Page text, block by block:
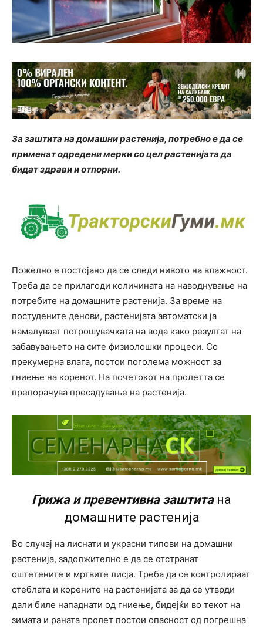
За заштита на домашни растенија, потребно е да се
применат одредени мерки со цел растенијата да
бидат здрави и отпорни.
Пожелно е постојано да се следи нивото на влажност.
Треба да се прилагоди количината на наводнување на
потребите на домашните растенија. За време на
постудените денови, растенијата автоматски ја
намалуваат потрошувачката на вода како резултат на
забавувањето на сите физиолошки процеси. Со
прекумерна влага, постои поголема можност за
гниење на коренот. На почетокот на пролетта се
препорачува пресадување на растенија.
Грижа и превентивна заштитана
домашните растенија
Во случај на лиснати и украсни типови на домашни
растенија, задолжително е да се отстранат
оштетените и мртвите лисја. Треба да се контролираат
стеблата и корените на растенијата за да се утврди
дали биле нападнати од гниење, бидејќи во текот на
зимата и раната пролет постои опасност од погрешна